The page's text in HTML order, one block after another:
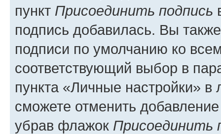
пункт Присоединить подпись
подпись добавилась. Вы
подписи по умолчанию ко
соответствующий выбор в
пункта «Личные настройки»
сможете отменить
убрав флажок Присоединить